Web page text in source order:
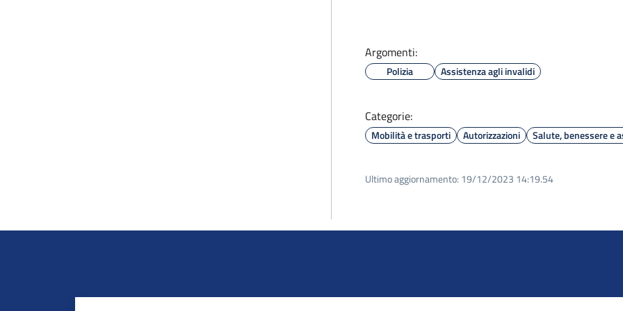
Argomenti:
Polizia Assistenza agli invalidi
Categorie:
Mobilità e trasporti Autorizzazioni Salute, benessere e
Ultimo aggiornamento: 19/12/2023 14:19.54